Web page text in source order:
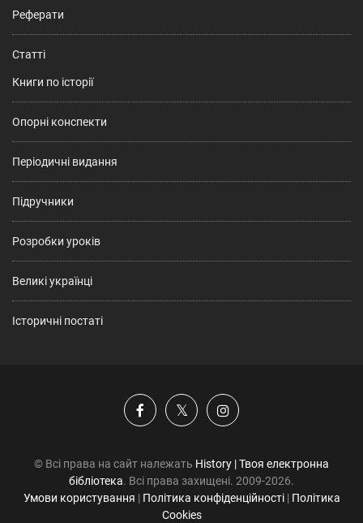
Реферати
Статті
Книги по історії
Опорні конспекти
Періодичні видання
Підручники
Розробки уроків
Великі українці
Історичні постаті
© Всі права на сайт належать History | Твоя електронна
бібліотека. Всі права захищені. 2009-2026.
Умови користування | Політика конфіденційності| Політика
Cookies